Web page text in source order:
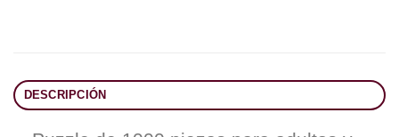
DESCRIPCIÓN